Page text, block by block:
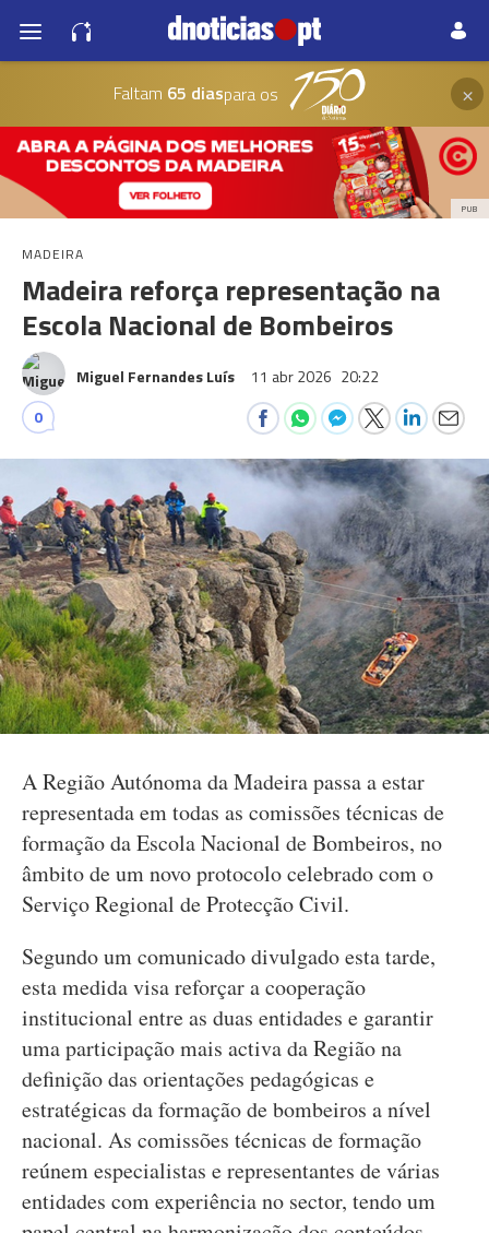
Faltam 65 diaspara os ×
PUB
MADEIRA
Madeira reforça representação na
Escola Nacional de Bombeiros
Miguel Fernandes Luís 11 abr 2026 20:22
0
A Região Autónoma da Madeira passa a estar
representada em todas as comissões técnicas de
formação da Escola Nacional de Bombeiros, no
âmbito de um novo protocolo celebrado com o
Serviço Regional de Protecção Civil.
Segundo um comunicado divulgado esta tarde,
esta medida visa reforçar a cooperação
institucional entre as duas entidades e garantir
uma participação mais activa da Região na
definição das orientações pedagógicas e
estratégicas da formação de bombeiros a nível
nacional. As comissões técnicas de formação
reúnem especialistas e representantes de várias
entidades com experiência no sector, tendo um